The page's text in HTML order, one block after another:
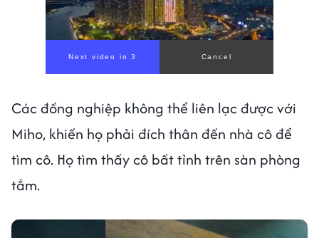
Các đồng nghiệp không thể liên lạc được với
Miho, khiến họ phải đích thân đến nhà cô để
tìm cô. Họ tìm thấy cô bất tỉnh trên sàn phòng
tắm.